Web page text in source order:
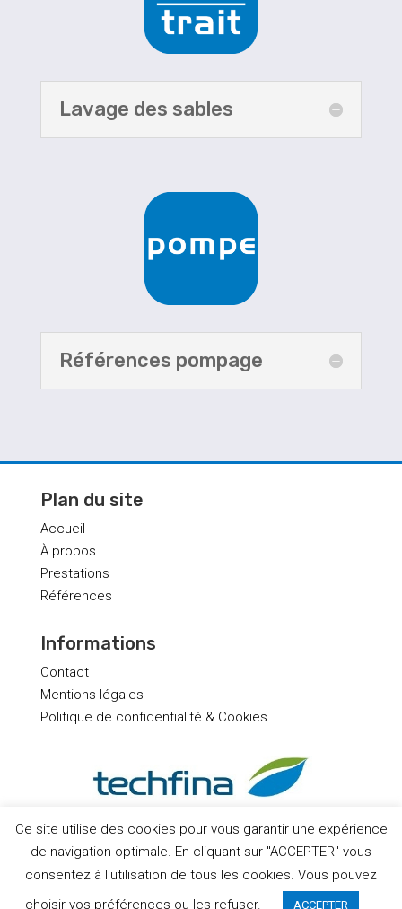
Lavage des sables
Références pompage
Plan du site
Accueil
À propos
Prestations
Références
Informations
Contact
Mentions légales
Politique de confidentialité & Cookies
Ce site utilise des cookies pour vous garantir une expérience
de navigation optimale. En cliquant sur "ACCEPTER" vous
consentez à l'utilisation de tous les cookies. Vous pouvez
choisir vos préférences ou les refuser.
ACCEPTER